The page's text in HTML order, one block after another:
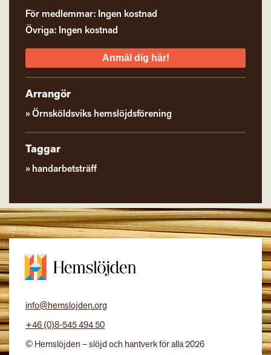
För medlemmar: Ingen kostnad
Övriga: Ingen kostnad
Anmäl dig här!
Arrangör
Örnsköldsviks hemslöjdsförening
Taggar
handarbetsträff
info@hemslojden.org
+46 (0)8-545 494 50
© Hemslöjden – slöjd och hantverk för alla 2026